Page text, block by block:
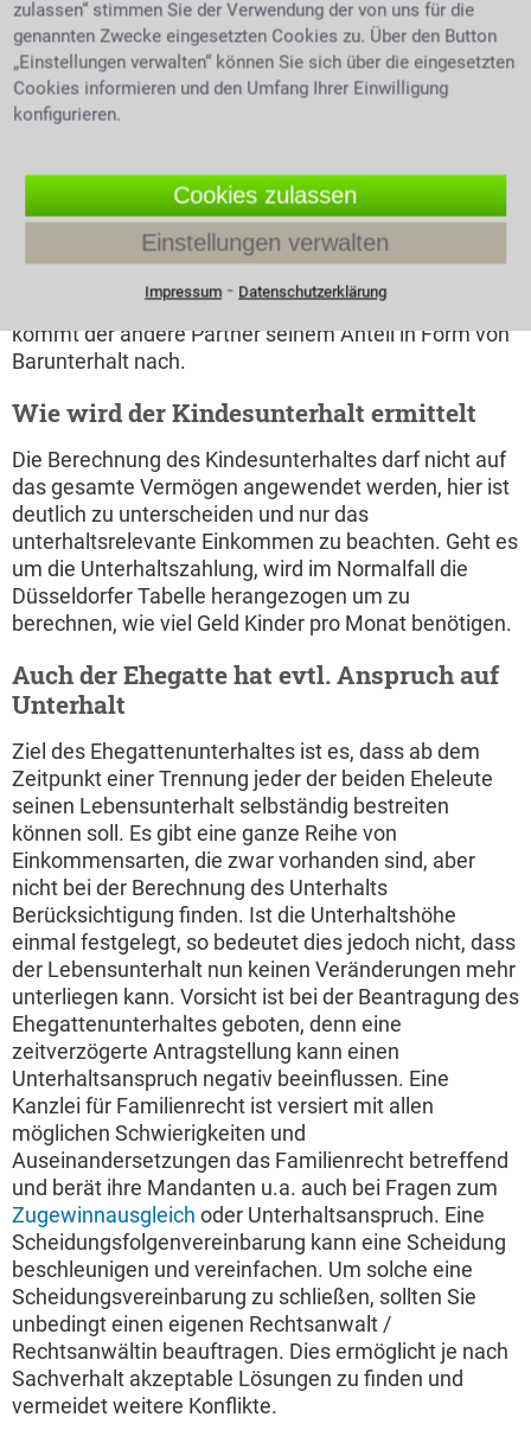
gleichen Zuge die Leistungsfähigkeit des
Unterhaltsschuldners voraus. Anspruch auf Unterhalt
besteht immer für gemeinsame Kinder, wenn sich
Eltern trennen oder nicht zusammen leben. Es gibt
zwei große Unterhaltsarten: den Ehegattenunterhalt 
Trennungsunterhalt, danach vom nachehelichen
Unterhalt - und den Kindesunterhalt. Lediglich die
Bezahlung unterscheidet sich: Während der eine
Partner, bei dem die Kinder wohnen, seinen
Unterhaltsteil in Form von Naturalunterhalt erbringt
(also ein Heim, Nahrung, Fürsorge, Fahrdienste, etc.),
kommt der andere Partner seinem Anteil in Form von
Barunterhalt nach.
Wie wird der Kindesunterhalt ermittelt
Die Berechnung des Kindesunterhaltes darf nicht auf
das gesamte Vermögen angewendet werden, hier ist
deutlich zu unterscheiden und nur das
unterhaltsrelevante Einkommen zu beachten. Geht es
um die Unterhaltszahlung, wird im Normalfall die
Düsseldorfer Tabelle herangezogen um zu
berechnen, wie viel Geld Kinder pro Monat benötigen.
Auch der Ehegatte hat evtl. Anspruch auf
Unterhalt
Ziel des Ehegattenunterhaltes ist es, dass ab dem
Zeitpunkt einer Trennung jeder der beiden Eheleute
seinen Lebensunterhalt selbständig bestreiten
können soll. Es gibt eine ganze Reihe von
Einkommensarten, die zwar vorhanden sind, aber
nicht bei der Berechnung des Unterhalts
Berücksichtigung finden. Ist die Unterhaltshöhe
einmal festgelegt, so bedeutet dies jedoch nicht, dass
der Lebensunterhalt nun keinen Veränderungen mehr
unterliegen kann. Vorsicht ist bei der Beantragung des
Ehegattenunterhaltes geboten, denn eine
zeitverzögerte Antragstellung kann einen
Unterhaltsanspruch negativ beeinflussen. Eine
Kanzlei für Familienrecht ist versiert mit allen
möglichen Schwierigkeiten und
Auseinandersetzungen das Familienrecht betreffend
und berät ihre Mandanten u.a. auch bei Fragen zum
Zugewinnausgleich oder Unterhaltsanspruch. Eine
Scheidungsfolgenvereinbarung kann eine Scheidung
beschleunigen und vereinfachen. Um solche eine
Scheidungsvereinbarung zu schließen, sollten Sie
unbedingt einen eigenen Rechtsanwalt /
Rechtsanwältin beauftragen. Dies ermöglicht je nach
Sachverhalt akzeptable Lösungen zu finden und
vermeidet weitere Konflikte.
zulassen“ stimmen Sie der Verwendung der von uns für die
genannten Zwecke eingesetzten Cookies zu. Über den Button
„Einstellungen verwalten“ können Sie sich über die eingesetzten
Cookies informieren und den Umfang Ihrer Einwilligung
konfigurieren.
Cookies zulassen
Einstellungen verwalten
Impressum⁃ Datenschutzerklärung